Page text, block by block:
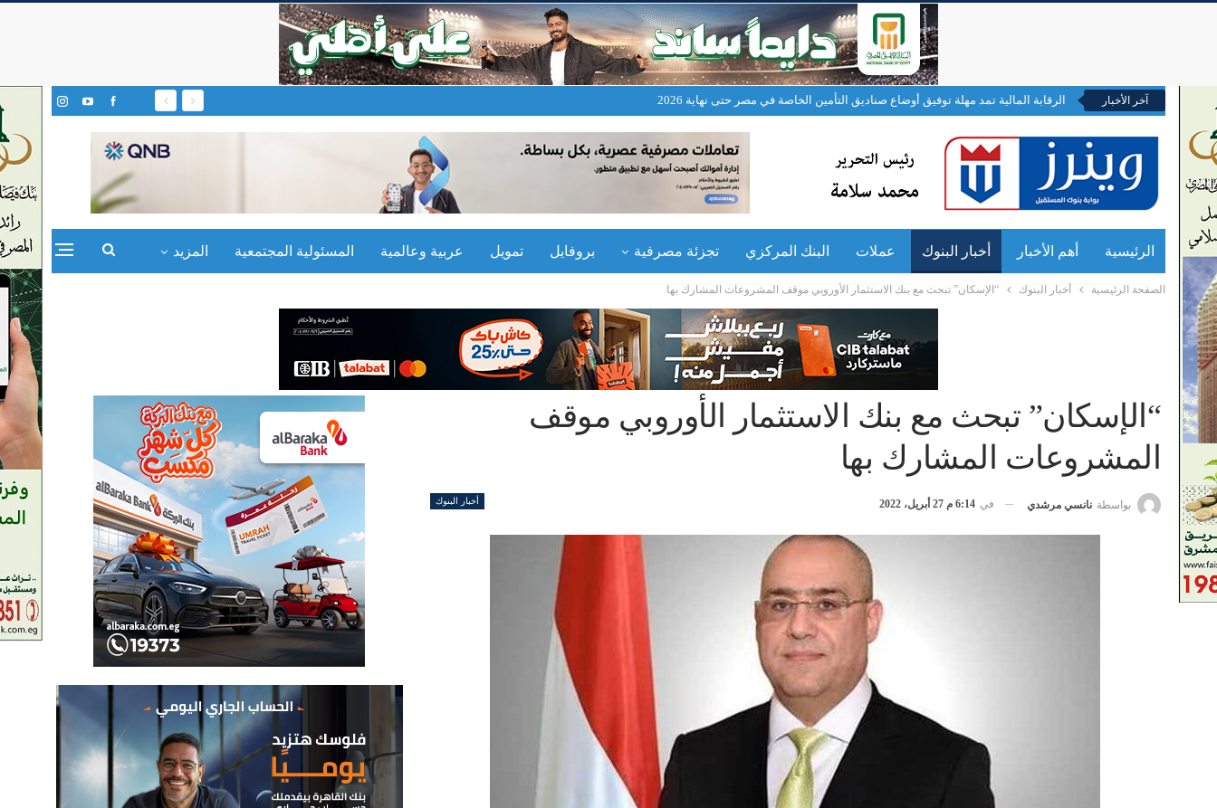
آخر الأخبار الرقابة المالية تمد مهلة توفيق أوضاع صناديق التأمين الخاصة في مصر حتى نهاية 2026
الرئيسية أهم الأخبار أخبار البنوك عملات البنك المركزي تجزئة مصرفية بروفايل تمويل عربية وعالمية المسئولية المجتمعية المزيد
الصفحة الرئيسية أخبار البنوك “الإسكان” تبحث مع بنك الاستثمار الأوروبي موقف المشروعات المشارك بها
“الإسكان” تبحث مع بنك الاستثمار الأوروبي موقف
المشروعات المشارك بها
أخبار البنوك بواسطة نانسي مرشدي في 6:14 م 27 أبريل، 2022